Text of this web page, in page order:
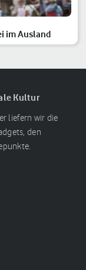
im Ausland
Kultur
liefern wir die
den